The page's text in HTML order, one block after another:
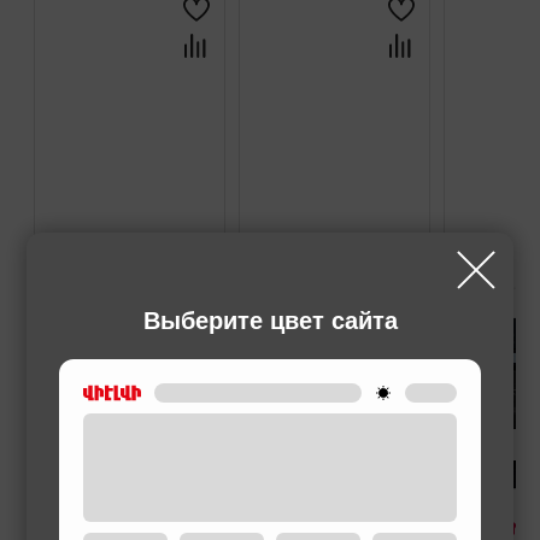
Выберите цвет сайта